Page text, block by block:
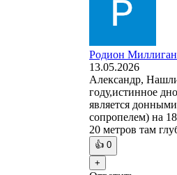
Родион Миллиган
13.05.2026
Александр,
году,истинное
является
сопропелем) на
20 метров там
👍 0
+